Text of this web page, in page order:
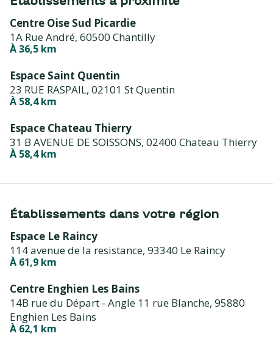
Centre Oise Sud Picardie
1A Rue André, 60500 Chantilly
À 36,5 km
Espace Saint Quentin
23 RUE RASPAIL, 02101 St Quentin
À 58,4 km
Espace Chateau Thierry
31 B AVENUE DE SOISSONS, 02400 Chateau Thierry
À 58,4 km
Établissements dans votre région
Espace Le Raincy
114 avenue de la resistance, 93340 Le Raincy
À 61,9 km
Centre Enghien Les Bains
14B rue du Départ - Angle 11 rue Blanche, 95880
Enghien Les Bains
À 62,1 km